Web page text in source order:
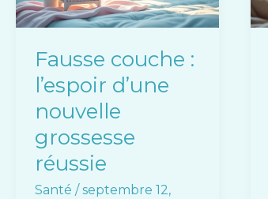
Fausse couche :
l’espoir d’une
nouvelle
grossesse
réussie
Santé / septembre 12,
nouvelle
réussie